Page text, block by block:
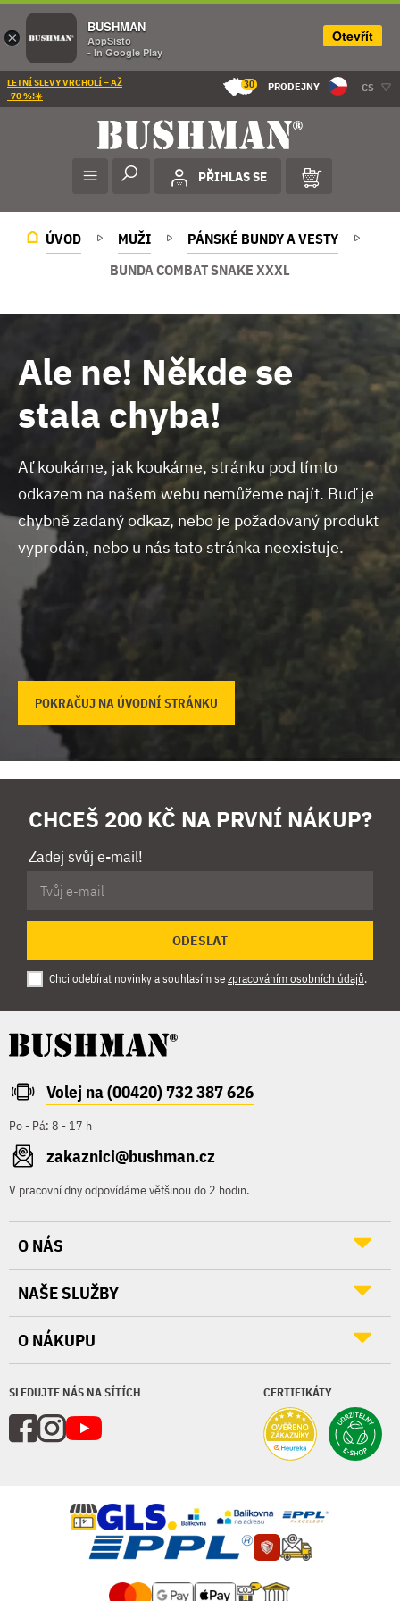
LETNÍ SLEVY VRCHOLÍ – AŽ
-70 %!☀️
30 PRODEJNY CS
PŘIHLAS SE
ÚVOD MUŽI
PÁNSKÉ BUNDY A VESTY
BUNDA COMBAT SNAKE XXXL
Ale ne! Někde se
stala chyba!
Ať koukáme, jak koukáme, stránku pod tímto
odkazem na našem webu nemůžeme najít. Buď je
chybně zadaný odkaz, nebo je požadovaný produkt
vyprodán, nebo u nás tato stránka neexistuje.
POKRAČUJ NA ÚVODNÍ STRÁNKU
CHCEŠ 200 KČ NA PRVNÍ NÁKUP?
Zadej svůj e-mail!
ODESLAT
Chci odebírat novinky a souhlasím sezpracováním osobních údajů.
Volej na (00420) 732 387 626
Po - Pá: 8 - 17 h
zakaznici@bushman.cz
V pracovní dny odpovídáme většinou do 2 hodin.
SLEDUJTE NÁS NA SÍTÍCH CERTIFIKÁTY
O NÁS
NAŠE SLUŽBY
O NÁKUPU
×
BUSHMAN
AppSisto
- In Google Play
Otevřít